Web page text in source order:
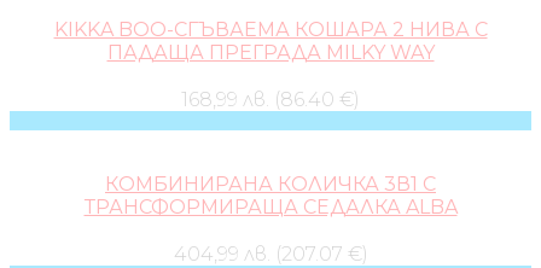
KIKKA BOO-СГЪВАЕМА КОШАРА 2 НИВА С
ПАДАЩА ПРЕГРАДА MILKY WAY
168,99 лв. (86.40 €)
КОМБИНИРАНА КОЛИЧКА 3В1 С
ТРАНСФОРМИРАЩА СЕДАЛКА ALBA
404,99 лв. (207.07 €)